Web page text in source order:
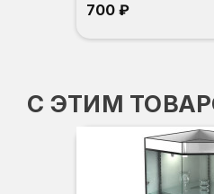
700 ₽
С ЭТИМ